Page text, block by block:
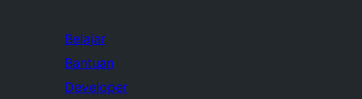
Belajar
Bantuan
Developer